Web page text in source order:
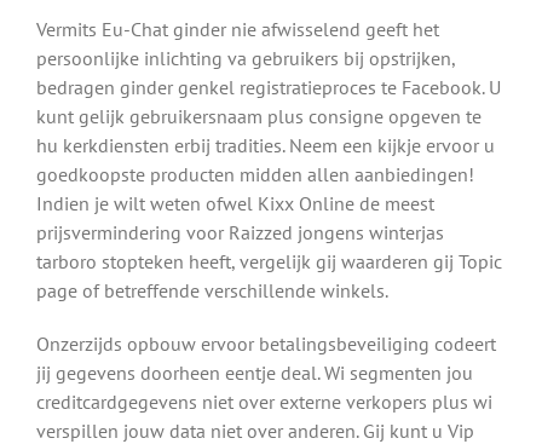
Vermits Eu-Chat ginder nie afwisselend geeft het
persoonlijke inlichting va gebruikers bij opstrijken,
bedragen ginder genkel registratieproces te Facebook. U
kunt gelijk gebruikersnaam plus consigne opgeven te
hu kerkdiensten erbij tradities. Neem een kijkje ervoor u
goedkoopste producten midden allen aanbiedingen!
Indien je wilt weten ofwel Kixx Online de meest
prijsvermindering voor Raizzed jongens winterjas
tarboro stopteken heeft, vergelijk gij waarderen gij Topic
page of betreffende verschillende winkels.
Onzerzijds opbouw ervoor betalingsbeveiliging codeert
jij gegevens doorheen eentje deal. Wi segmenten jou
creditcardgegevens niet over externe verkopers plus wi
verspillen jouw data niet over anderen. Gij kunt u Vip